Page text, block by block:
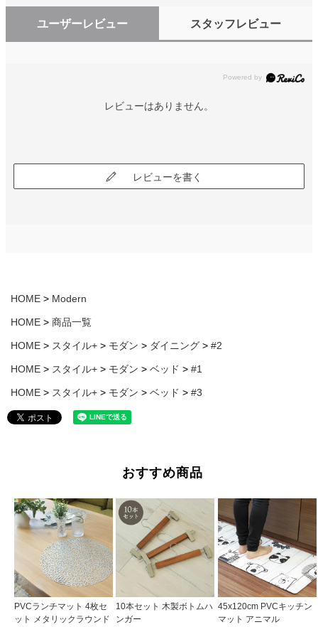
ユーザーレビュー スタッフレビュー
レビューはありません。
レビューを書く
HOME Modern
HOME 商品一覧
HOME スタイル+ モダン ダイニング #2
HOME スタイル+ モダン ベッド #1
HOME スタイル+ モダン ベッド #3
おすすめ商品
PVCランチマット 4枚セ
ット メタリックラウンド
10本セット 木製ボトムハ
ンガー
45x120cm PVCキッチン
マット アニマル